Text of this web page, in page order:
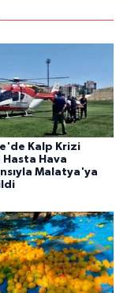
Kalp Krizi
Hasta Hava
Malatya'ya